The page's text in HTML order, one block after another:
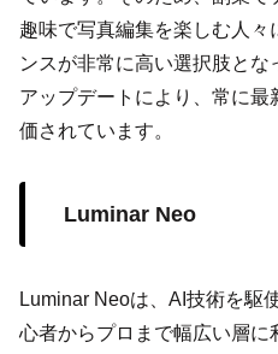
趣味で写真編集を楽しむ人
ンスが非常に高い選択肢と
アップデートにより、常に
価されています。
Luminar Neo
Luminar Neoは、AI技術を駆
心者からプロまで幅広い層に